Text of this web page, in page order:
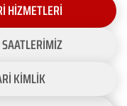
HİZMETLERİ
KİMLİK